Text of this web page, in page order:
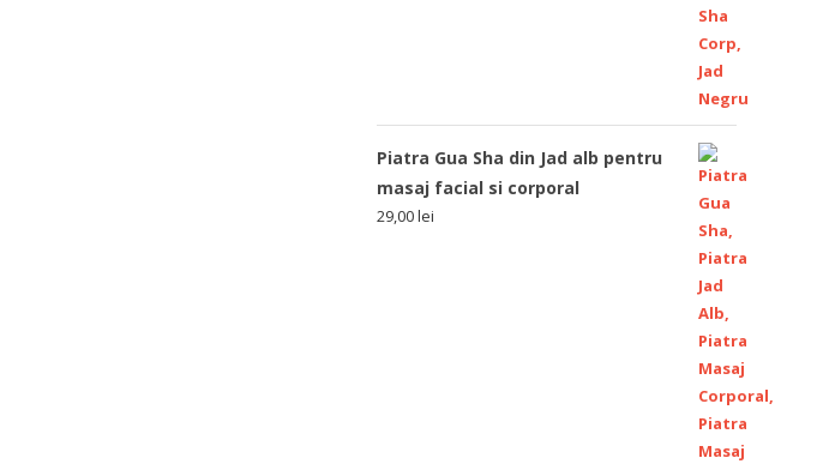
Piatra Gua Sha din Jad alb pentru
masaj facial si corporal
29,00lei